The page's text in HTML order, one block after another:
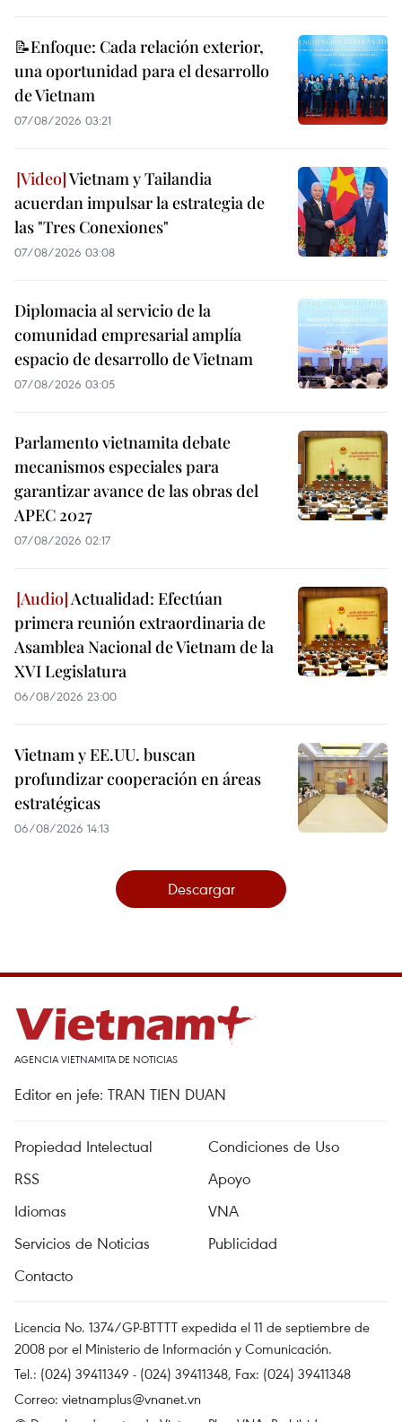
📝Enfoque: Cada relación exterior,
una oportunidad para el desarrollo
de Vietnam
07/08/2026 03:21
Vietnam y Tailandia
acuerdan impulsar la estrategia de
las "Tres Conexiones"
07/08/2026 03:08
Diplomacia al servicio de la
comunidad empresarial amplía
espacio de desarrollo de Vietnam
07/08/2026 03:05
Parlamento vietnamita debate
mecanismos especiales para
garantizar avance de las obras del
APEC 2027
07/08/2026 02:17
Actualidad: Efectúan
primera reunión extraordinaria de
Asamblea Nacional de Vietnam de la
XVI Legislatura
06/08/2026 23:00
Vietnam y EE.UU. buscan
profundizar cooperación en áreas
estratégicas
06/08/2026 14:13
Descargar
AGENCIA VIETNAMITA DE NOTICIAS
Editor en jefe: TRAN TIEN DUAN
Propiedad Intelectual
Condiciones de Uso
RSS
Apoyo
Idiomas
VNA
Servicios de Noticias
Publicidad
Contacto
Licencia No. 1374/GP-BTTTT expedida el 11 de septiembre de
2008 por el Ministerio de Información y Comunicación.
Tel.: (024) 39411349 - (024) 39411348, Fax: (024) 39411348
Correo: vietnamplus@vnanet.vn